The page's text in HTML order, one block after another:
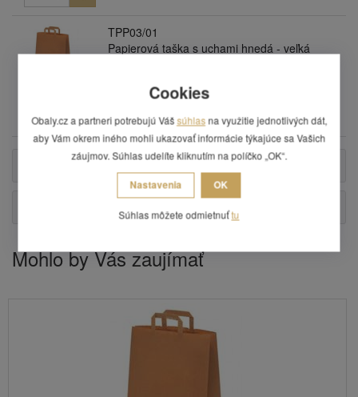
TPP03/01
Papierová taška s uchami hnedá - veľká
Mohlo by Vás zaujímať
Cookies
Obaly.cz a partneri potrebujú Vášsúhlas na využitie jednotlivých dát,
aby Vám okrem iného mohli ukazovať informácie týkajúce sa Vašich
záujmov. Súhlas udelíte kliknutím na políčko „OK“.
Nastavenia OK
Súhlas môžete odmietnuťtu